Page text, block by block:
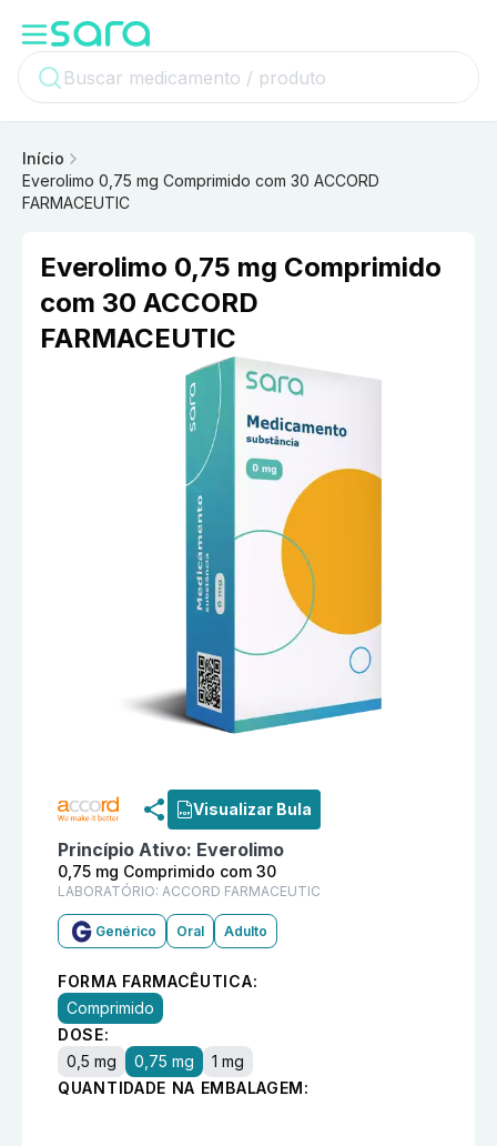
Início
Everolimo 0,75 mg Comprimido com 30 ACCORD
FARMACEUTIC
Everolimo 0,75 mg Comprimido
com 30 ACCORD
FARMACEUTIC
Visualizar Bula
Princípio Ativo: Everolimo
0,75 mg Comprimido com 30
LABORATÓRIO: ACCORD FARMACEUTIC
Genérico Oral Adulto
FORMA FARMACÊUTICA:
Comprimido
DOSE:
0,5 mg
0,75 mg
1 mg
QUANTIDADE NA EMBALAGEM: